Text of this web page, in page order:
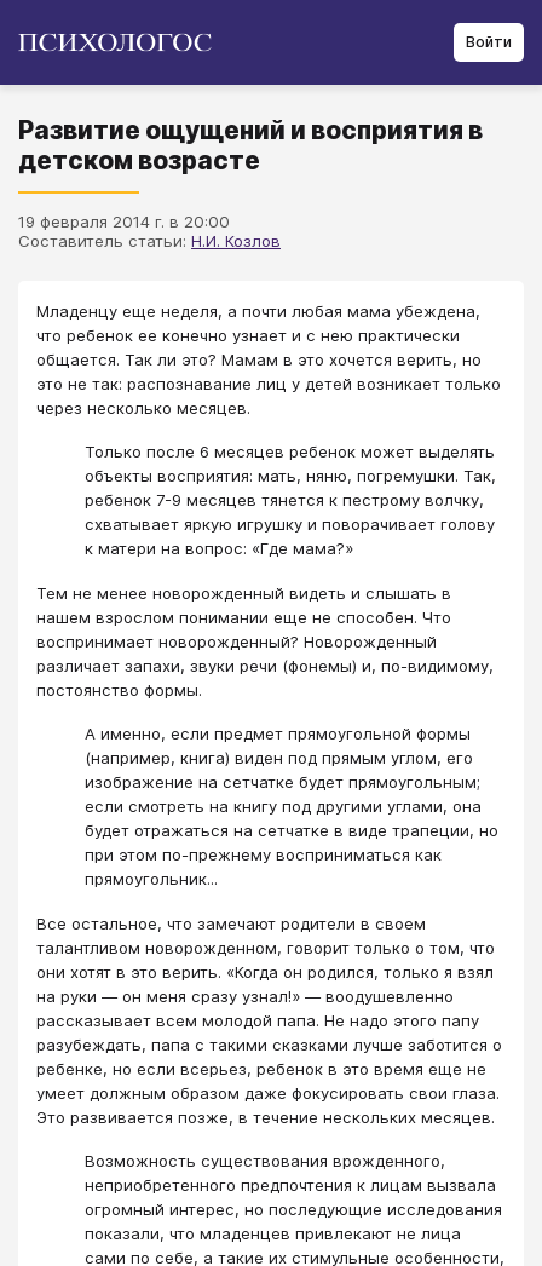
Войти
Развитие ощущений и восприятия в
детском возрасте
19 февраля 2014 г. в 20:00
Составитель статьи: Н.И. Козлов
Младенцу еще неделя, а почти любая мама убеждена,
что ребенок ее конечно узнает и с нею практически
общается. Так ли это? Мамам в это хочется верить, но
это не так: распознавание лиц у детей возникает только
через несколько месяцев.
Только после 6 месяцев ребенок может выделять
объекты восприятия: мать, няню, погремушки. Так,
ребенок 7-9 месяцев тянется к пестрому волчку,
схватывает яркую игрушку и поворачивает голову
к матери на вопрос: «Где мама?»
Тем не менее новорожденный видеть и слышать в
нашем взрослом понимании еще не способен. Что
воспринимает новорожденный? Новорожденный
различает запахи, звуки речи (фонемы) и, по-видимому,
постоянство формы.
А именно, если предмет прямоугольной формы
(например, книга) виден под прямым углом, его
изображение на сетчатке будет прямоугольным;
если смотреть на книгу под другими углами, она
будет отражаться на сетчатке в виде трапеции, но
при этом по-прежнему восприниматься как
прямоугольник...
Все остальное, что замечают родители в своем
талантливом новорожденном, говорит только о том, что
они хотят в это верить. «Когда он родился, только я взял
на руки — он меня сразу узнал!» — воодушевленно
рассказывает всем молодой папа. Не надо этого папу
разубеждать, папа с такими сказками лучше заботится о
ребенке, но если всерьез, ребенок в это время еще не
умеет должным образом даже фокусировать свои глаза.
Это развивается позже, в течение нескольких месяцев.
Возможность существования врожденного,
неприобретенного предпочтения к лицам вызвала
огромный интерес, но последующие исследования
показали, что младенцев привлекают не лица
сами по себе, а такие их стимульные особенности,